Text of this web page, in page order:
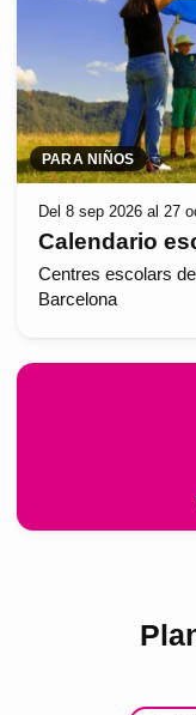
PARA NIÑOS
Del 8 sep 2026 al 27
Calendario
Centres escolars
Barcelona